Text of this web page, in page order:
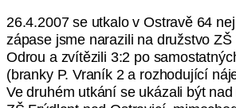
26.4.2007 se utkalo v Ostravě 64
zápase jsme narazili na družstvo ZŠ
Odrou a zvítězili 3:2 po
(branky P. Vraník 2 a rozhodující
Ve druhém utkání se ukázali být